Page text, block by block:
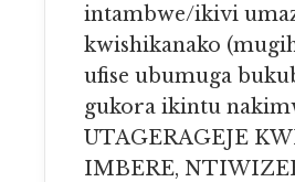
intambwe/ikivi
kwishikanako
ufise ubumuga
gukora ikintu
UTAGERAGEJE
IMBERE,